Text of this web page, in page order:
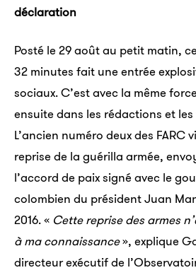
déclaration
Posté le 29 août au petit matin,
32 minutes fait une entrée
sociaux. C’est avec la même
ensuite dans les rédactions et
L’ancien numéro deux des FARC
reprise de la guérilla armée,
l’accord de paix signé avec le
colombien du président Juan
2016. « Cette reprise des armes
à ma connaissance», explique
directeur exécutif de